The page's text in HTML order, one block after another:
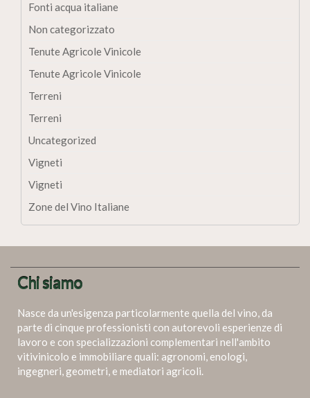
Fonti acqua italiane
Non categorizzato
Tenute Agricole Vinicole
Tenute Agricole Vinicole
Terreni
Terreni
Uncategorized
Vigneti
Vigneti
Zone del Vino Italiane
Chi siamo
Nasce da un'esigenza particolarmente quella del vino, da
parte di cinque professionisti con autorevoli esperienze di
lavoro e con specializzazioni complementari nell'ambito
vitivinicolo e immobiliare quali: agronomi, enologi,
ingegneri, geometri, e mediatori agricoli.